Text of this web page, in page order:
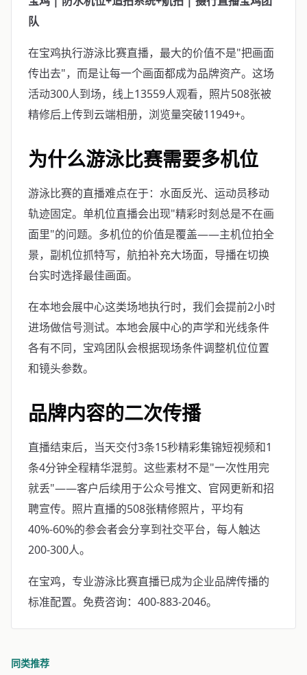
队
在宝鸡执行游泳比赛直播，最大的价值不是"把画面
传出去"，而是让每一个画面都成为品牌资产。这场
活动300人到场，线上13559人观看，照片508张被
精修后上传到云端相册，浏览量突破11949+。
为什么游泳比赛需要多机位
游泳比赛的直播难点在于：水面反光、运动员移动
轨迹固定。单机位直播会出现"精彩时刻总是不在画
面里"的问题。多机位的价值是覆盖——主机位拍全
景，副机位抓特写，航拍补充大场面，导播在切换
台实时选择最佳画面。
在本地会展中心这类场地执行时，我们会提前2小时
进场做信号测试。本地会展中心的声学和光线条件
各有不同，宝鸡团队会根据现场条件调整机位位置
和镜头参数。
品牌内容的二次传播
直播结束后，当天交付3条15秒精彩集锦短视频和1
条4分钟全程精华混剪。这些素材不是"一次性用完
就丢"——客户后续用于公众号推文、官网更新和招
聘宣传。照片直播的508张精修照片，平均有
40%-60%的参会者会分享到社交平台，每人触达
200-300人。
在宝鸡，专业游泳比赛直播已成为企业品牌传播的
标准配置。免费咨询：400-883-2046。
同类推荐